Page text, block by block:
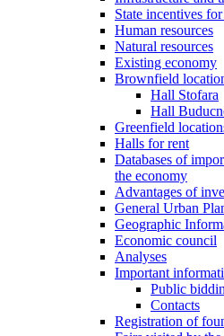
State incentives
Human resources
Natural resources
Existing economy
Brownfield
Hall Stofara
Hall
Greenfield
Halls for rent
Databases of
the economy
Advantages of
General Urban
Geographic
Еconomic council
Analyses
Important
Public
Contacts
Registration of